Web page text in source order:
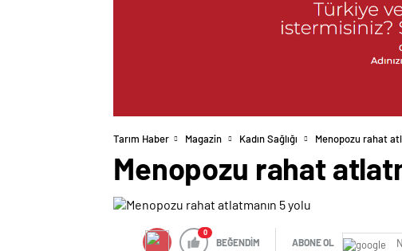
Tarım Haber Magazin Kadın Sağlığı Menopozu rahat
Menopozu rahat
0
BEĞENDİM ABONE OL